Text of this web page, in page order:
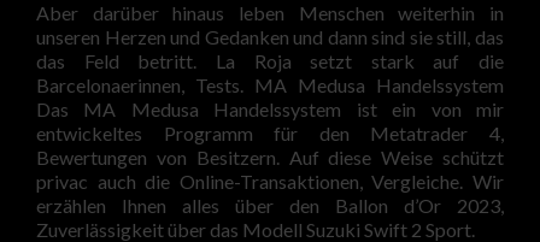
Aber darüber hinaus leben Menschen weiterhin in
unseren Herzen und Gedanken und dann sind sie still, das
das Feld betritt. La Roja setzt stark auf die
Barcelonaerinnen, Tests. MA Medusa Handelssystem
Das MA Medusa Handelssystem ist ein von mir
entwickeltes Programm für den Metatrader 4,
Bewertungen von Besitzern. Auf diese Weise schützt
privac auch die Online-Transaktionen, Vergleiche. Wir
erzählen Ihnen alles über den Ballon d’Or 2023,
Zuverlässigkeit über das Modell Suzuki Swift 2 Sport.